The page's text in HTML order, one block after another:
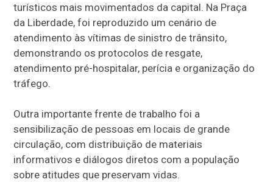
turísticos mais movimentados da capital. Na Praça
da Liberdade, foi reproduzido um cenário de
atendimento às vítimas de sinistro de trânsito,
demonstrando os protocolos de resgate,
atendimento pré-hospitalar, perícia e organização do
tráfego.
Outra importante frente de trabalho foi a
sensibilização de pessoas em locais de grande
circulação, com distribuição de materiais
informativos e diálogos diretos com a população
sobre atitudes que preservam vidas.